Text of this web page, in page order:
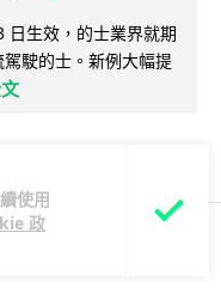
使用
政
日生效，的士業界就期
駛的士。新例大幅提